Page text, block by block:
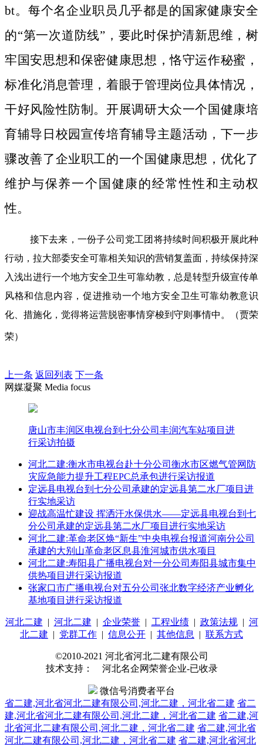
bt。 每个名企业职员几乎都是的国家健康安全
的“第一次道防线”，要此时保护清新思维，树
牢国安思想和保密健康思想，恪守运作秘蜜，
标准化消息菅理，着眼于管理岗位具体情况，
干好风险性防制。开展调研大众一个国健康培
育辅导日校园宣传培育辅导主题活动，下一步
骤改善了企业职工的一个国健康思想，优化了
维护与保养一个国健康的经常性性和主动权
性。
接下去来，一份子公司党工团将持续时间积极开展此种
行动，拉大部委安全可靠相关知识的营销复盖面，持续保持深
入浅出进行一个地方安全卫生可靠幼教，总是转型升级宣传单
风格和信息内容，促进推动一个地方安全卫生可靠幼教意识
化、措施化，觉得将运营脱密事情穿梭到守则事情中。（贾荣
荣）
上一条 返回列表 下一条
网媒凝聚 Media focus
唐山市丰润区电视台到七分公司丰润汽车站项目进
行采访拍摄
河北二建:衡水市电视台赴十分公司衡水市区燃气管网防
灾应急能力提升工程EPC总承包进行采访报道
定远县电视台到七分公司承建的定远县第二水厂项目进
行实地采访
迎战高温忙建设 挥洒汗水保供水——定远县电视台到七
分公司承建的定远县第二水厂项目进行实地采访
河北二建:革命老区焕“新生”中央电视台报道河南分公司
承建的大别山革命老区息县淮河城市供水项目
河北二建:寿阳县广播电视台对一分公司寿阳县城市集中
供热项目进行采访报道
张家口市广播电视台对五分公司张北数字经济产业孵化
基地项目进行采访报道
河北二建 | 河北二建 | 企业荣誉| 工程业绩| 政策法规| 河
北二建 | 党群工作 | 信息公开 | 其他信息 | 联系方式
©2010-2021 河北省河北二建有限公司
技术支持： 河北名企网荣誉企业-已收录
微信号消费者平台
省二建,河北省河北二建有限公司,河北二建，河北省二建 省二
建,河北省河北二建有限公司,河北二建，河北省二建 省二建,河
北省河北二建有限公司,河北二建，河北省二建 省二建,河北省
河北二建有限公司,河北二建，河北省二建 省二建,河北省河北